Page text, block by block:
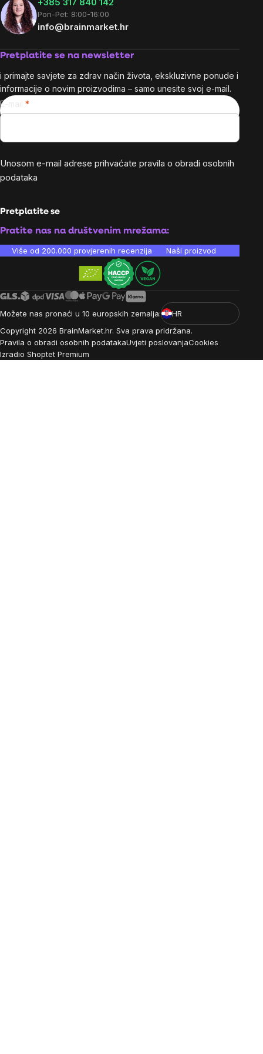
Pon-Pet: 8:00-16:00
info@brainmarket.hr
Pretplatite se na newsletter
i primajte savjete za zdrav način života, ekskluzivne ponude i
informacije o novim proizvodima – samo unesite svoj e-mail.
E-mail
Unosom e-mail adrese prihvaćate pravila o obradi osobnih
podataka
Pretplatite se
Pratite nas na društvenim mrežama:
Više od 200.000 provjerenih recenzija Naši proizvodi su
Možete nas pronaći u 10 europskih zemalja:
HR
Copyright 2026 BrainMarket.hr. Sva prava pridržana.
Pravila o obradi osobnih podatakaUvjeti poslovanjaCookies
Izradio Shoptet Premium